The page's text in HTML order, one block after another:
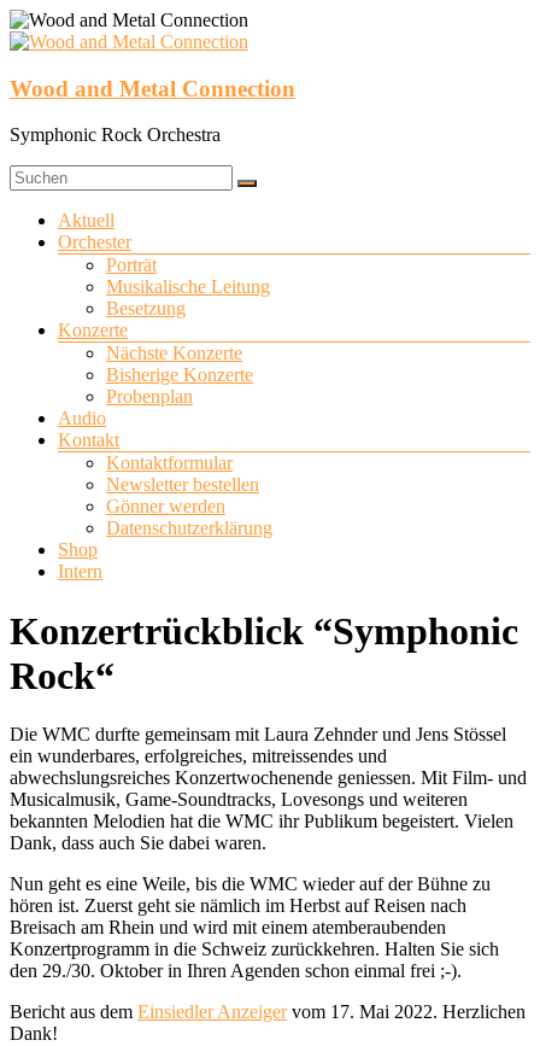
Zum
Inhalt
Wood and Metal Connection
Symphonic Rock Orchestra
Menü
Aktuell
Orchester
Porträt
Musikalische Leitung
Besetzung
Konzerte
Nächste Konzerte
Bisherige Konzerte
Probenplan
Audio
Kontakt
Kontaktformular
Newsletter bestellen
Gönner werden
Datenschutzerklärung
Shop
Intern
Konzertrückblick “Symphonic
Rock“
Die WMC durfte gemeinsam mit Laura Zehnder und Jens Stössel
ein wunderbares, erfolgreiches, mitreissendes und
abwechslungsreiches Konzertwochenende geniessen. Mit Film- und
Musicalmusik, Game-Soundtracks, Lovesongs und weiteren
bekannten Melodien hat die WMC ihr Publikum begeistert. Vielen
Dank, dass auch Sie dabei waren.
Nun geht es eine Weile, bis die WMC wieder auf der Bühne zu
hören ist. Zuerst geht sie nämlich im Herbst auf Reisen nach
Breisach am Rhein und wird mit einem atemberaubenden
Konzertprogramm in die Schweiz zurückkehren. Halten Sie sich
den 29./30. Oktober in Ihren Agenden schon einmal frei ;-).
Bericht aus dem Einsiedler Anzeigervom 17. Mai 2022. Herzlichen
Dank!